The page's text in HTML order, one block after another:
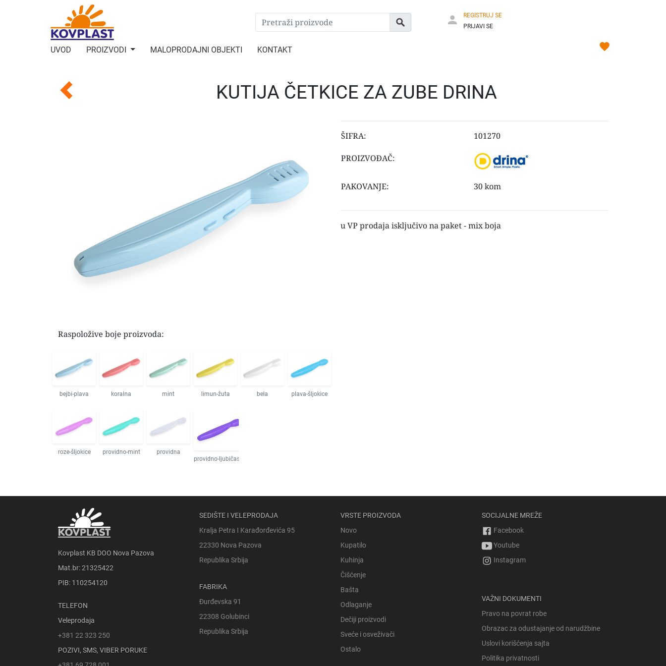
UVOD PROIZVODI MALOPRODAJNI OBJEKTI KONTAKT
REGISTRUJ SE
PRIJAVI SE
KUTIJA ČETKICE ZA ZUBE DRINA
Raspoložive boje proizvoda:
bejbi-plava koralna mint limun-žuta bela plava-šljokice
roze-šljokice providno-mint
providna
providno-ljubičasta
ŠIFRA: 101270
PROIZVOĐAČ:
PAKOVANJE: 30 kom
u VP prodaja isključivo na paket - mix boja
Kovplast KB DOO Nova Pazova
Mat.br: 21325422
PIB: 110254120
TELEFON
Veleprodaja
+381 22 323 250
POZIVI, SMS, VIBER PORUKE
SEDIŠTE I VELEPRODAJA
Kralja Petra I Karađorđevića 95
22330 Nova Pazova
Republika Srbija
FABRIKA
Đurđevska 91
22308 Golubinci
Republika Srbija
VRSTE PROIZVODA
Novo
Kupatilo
Kuhinja
Čišćenje
Bašta
Odlaganje
Dečiji proizvodi
Sveće i osveživači
Ostalo
SOCIJALNE MREŽE
Facebook
Youtube
Instagram
VAŽNI DOKUMENTI
Pravo na povrat robe
Obrazac za odustajanje od narudžbine
Uslovi korišćenja sajta
Politika privatnosti